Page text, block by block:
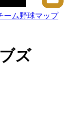
ーム野球マップ
ズ